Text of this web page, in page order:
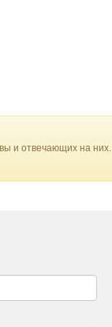
и отвечающих на них.